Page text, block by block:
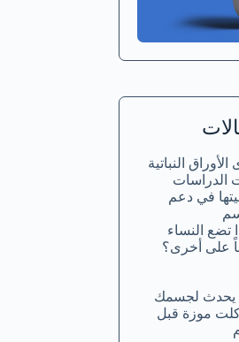
الأوراق النباتية
الدراسات
في دعم
تضع النساء
على أخرى؟
يحدث لجسمك
اكلت موزة قبل